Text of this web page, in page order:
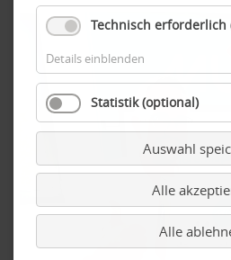
Technisch erforderlich
Details einblenden
Statistik (optional)
Auswahl
Alle
Alle